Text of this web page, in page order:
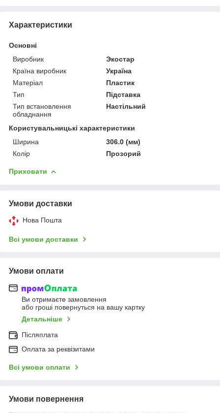
Характеристики
Основні
Виробник
Экостар
Країна виробник
Україна
Матеріал
Пластик
Тип
Підставка
Тип встановлення
обладнання
Настільний
Користувальницькі характеристики
Ширина
306.0 (мм)
Колір
Прозорий
Приховати
Умови доставки
Нова Пошта
Всі умови доставки
Умови оплати
Ви отримаєте замовлення
або гроші повернуться на вашу картку
Детальніше
Післяплата
Оплата за реквізитами
Всі умови оплати
Умови повернення